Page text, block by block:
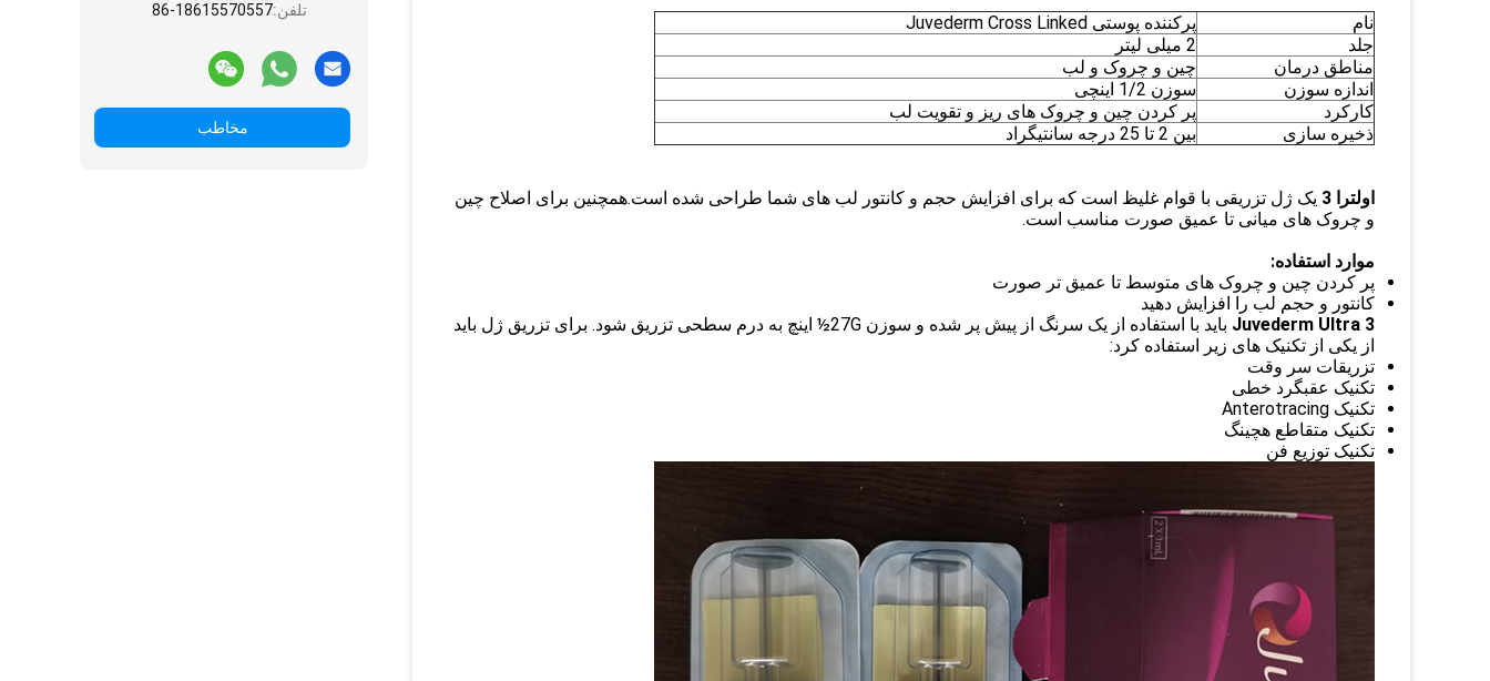
تلفن:86-18615570557
مخاطب
نام
پرکننده پوستی Juvederm Cross Linked
جلد
2 میلی لیتر
مناطق درمان
چین و چروک و لب
اندازه سوزن
سوزن 1/2 اینچی
کارکرد
پر کردن چین و چروک های ریز و تقویت لب
ذخیره سازی
بین 2 تا 25 درجه سانتیگراد
اولترا 3
یک ژل تزریقی با قوام غلیظ است که برای افزایش حجم و کانتور لب های شما طراحی شده است.همچنین برای اصلاح چین
و چروک های میانی تا عمیق صورت مناسب است.
موارد استفاده:
پر کردن چین و چروک های متوسط ​​تا عمیق تر صورت
کانتور و حجم لب را افزایش دهید
Juvederm Ultra 3
باید با استفاده از یک سرنگ از پیش پر شده و سوزن 27G½ اینچ به درم سطحی تزریق شود. برای تزریق ژل باید
از یکی از تکنیک های زیر استفاده کرد:
تزریقات سر وقت
تکنیک عقبگرد خطی
تکنیک Anterotracing
تکنیک متقاطع هچینگ
تکنیک توزیع فن